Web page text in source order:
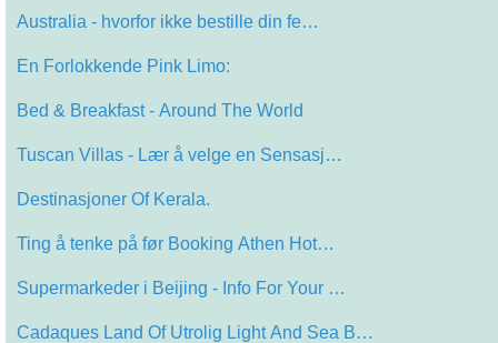
Australia - hvorfor ikke bestille din fe…
En Forlokkende Pink Limo:
Bed & Breakfast - Around The World
Tuscan Villas - Lær å velge en Sensasj…
Destinasjoner Of Kerala.
Ting å tenke på før Booking Athen Hot…
Supermarkeder i Beijing - Info For Your …
Cadaques Land Of Utrolig Light And Sea B…